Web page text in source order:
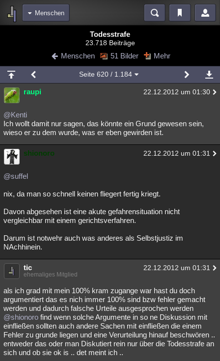
Menschen
Diskussionen Blogs Videos
Chat Wiki Neuigkeiten
meine Rubriken
Menschen Mystery Kriminalfälle
Spiritualität
Natur Umfragen Unterhaltung
weitere Rubriken
Philosophie
Übersichten
Lesenswert
Todesstrafe
23.718 Beiträge
Menschen 51 Bilder Mehr
Seite 620/ 1.184
raupi 22.12.2012 um 01:30
@Kenti
Ich wollt damit nur sagen, das könnte ein Grund gewesen sein,
wieso er zu dem wurde, was er eben gewirden ist.
shionoro 22.12.2012 um 01:31
@suffel
nix, da man so schnell keinen fliegert fertig kriegt.
Davon abgesehen ist eine akute gefahrensituation nicht
vergleichbar mit einem gerichtsverfahren.
Darum ist notwehr auch was anderes als Selbstjustiz im
NAchhinein.
tic 22.12.2012 um 01:31
ehemaliges Mitglied
als ich grad mit mein 100% kram zugange war hast du doch
argumentiert das es nich immer 100% sind bzw fehler gemacht
werden und dadurch falsche Urteile ausgesprochen werden
@shionoro find wenn solche Argumente in so ne Diskussion mit
einfließen sollten auch andere Sachen mit einfließen die einem
Fehler zu grunde liegen und eine Verurteilung hinauf beschwören ..
entweder das oder man Diskutiert rein nur über die Todesstrafe an
sich und ob sie ok is .. det meint ich ..